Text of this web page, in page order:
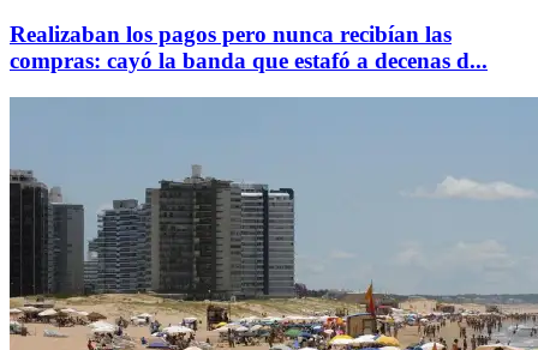
Realizaban los pagos pero nunca recibían las
compras: cayó la banda que estafó a decenas d...